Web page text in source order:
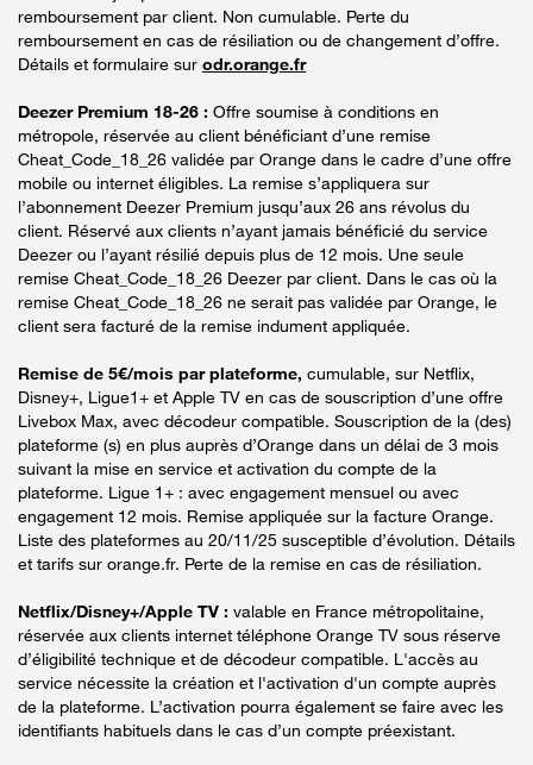
remboursement par client. Non cumulable. Perte du
remboursement en cas de résiliation ou de changement d’offre.
Détails et formulaire sur odr.orange.fr
Deezer Premium 18-26 : Offre soumise à conditions en
métropole, réservée au client bénéficiant d’une remise
Cheat_Code_18_26 validée par Orange dans le cadre d’une offre
mobile ou internet éligibles. La remise s’appliquera sur
l’abonnement Deezer Premium jusqu’aux 26 ans révolus du
client. Réservé aux clients n’ayant jamais bénéficié du service
Deezer ou l’ayant résilié depuis plus de 12 mois. Une seule
remise Cheat_Code_18_26 Deezer par client. Dans le cas où la
remise Cheat_Code_18_26 ne serait pas validée par Orange, le
client sera facturé de la remise indument appliquée.
Remise de 5€/mois par plateforme, cumulable, sur Netflix,
Disney+, Ligue1+ et Apple TV en cas de souscription d’une offre
Livebox Max, avec décodeur compatible. Souscription de la (des)
plateforme (s) en plus auprès d’Orange dans un délai de 3 mois
suivant la mise en service et activation du compte de la
plateforme. Ligue 1+ : avec engagement mensuel ou avec
engagement 12 mois. Remise appliquée sur la facture Orange.
Liste des plateformes au 20/11/25 susceptible d’évolution. Détails
et tarifs sur orange.fr. Perte de la remise en cas de résiliation.
Netflix/Disney+/Apple TV : valable en France métropolitaine,
réservée aux clients internet téléphone Orange TV sous réserve
d’éligibilité technique et de décodeur compatible. L'accès au
service nécessite la création et l'activation d'un compte auprès
de la plateforme. L’activation pourra également se faire avec les
identifiants habituels dans le cas d’un compte préexistant.